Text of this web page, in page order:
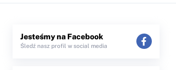
Jesteśmy na Facebook
Śledź nasz profil w social media